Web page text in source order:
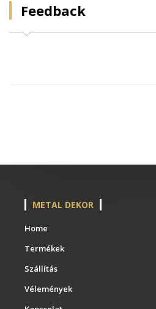
Feedback
METAL DEKOR
Home
Termékek
Szállítás
Vélemények